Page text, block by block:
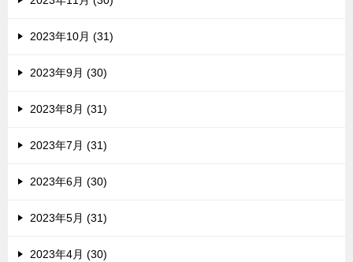
2023年10月 (31)
2023年9月 (30)
2023年8月 (31)
2023年7月 (31)
2023年6月 (30)
2023年5月 (31)
2023年4月 (30)